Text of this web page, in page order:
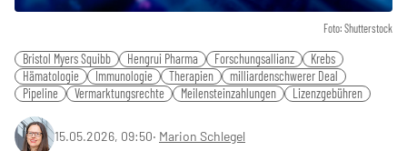
Foto: Shutterstock
Bristol Myers Squibb Hengrui Pharma Forschungsallianz
Krebs
Hämatologie
Immunologie Therapien
milliardenschwerer Deal
Pipeline
Vermarktungsrechte Meilensteinzahlungen Lizenzgebühren
15.05.2026, 09:50‧ Marion Schlegel